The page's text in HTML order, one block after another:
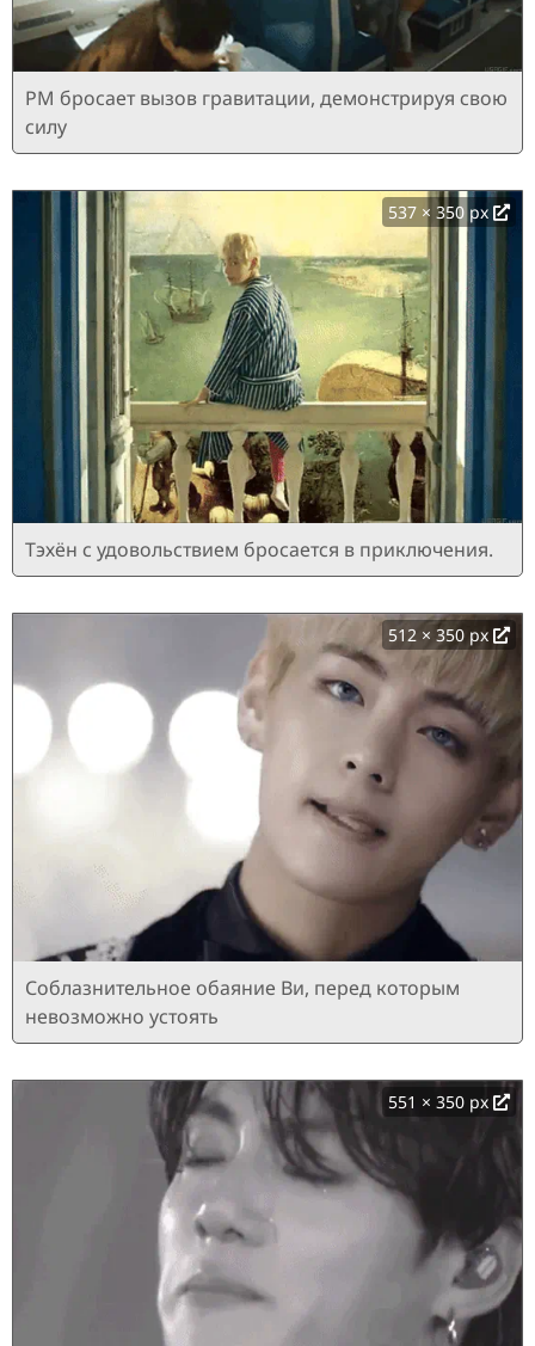
РМ бросает вызов гравитации, демонстрируя свою
силу
537 × 350 px
Тэхён с удовольствием бросается в приключения.
512 × 350 px
Соблазнительное обаяние Ви, перед которым
невозможно устоять
551 × 350 px